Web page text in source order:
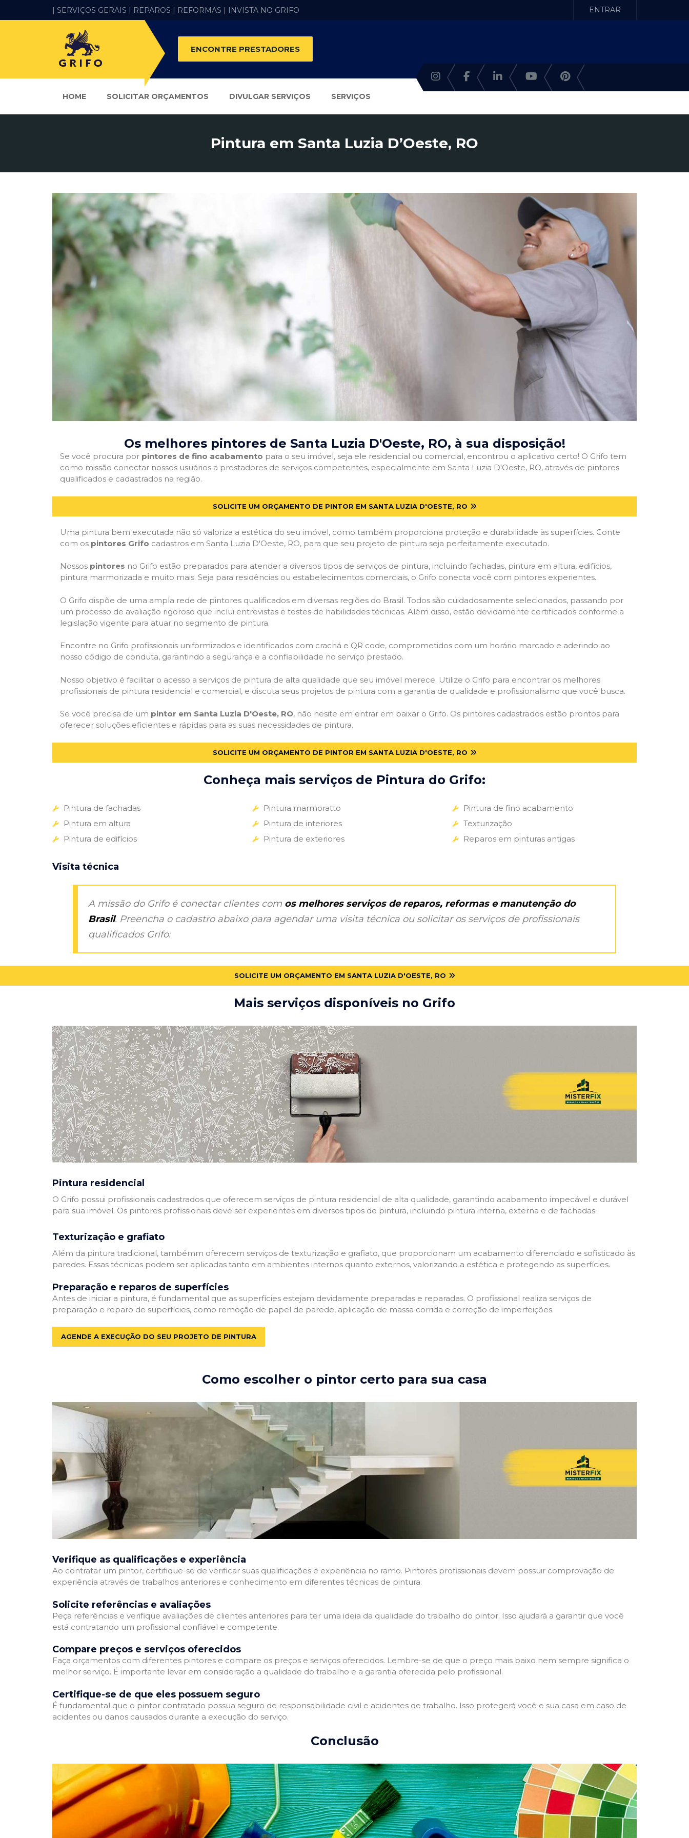
| SERVIÇOS GERAIS | REPAROS | REFORMAS | INVISTA NO GRIFO ENTRAR
ENCONTRE PRESTADORES
HOME SOLICITAR ORÇAMENTOS DIVULGAR SERVIÇOS SERVIÇOS
Pintura em Santa Luzia D’Oeste, RO
Os melhores pintores de Santa Luzia D'Oeste, RO, à sua disposição!
Se você procura por pintores de fino acabamento para o seu imóvel, seja ele residencial ou comercial, encontrou o aplicativo certo! O Grifo tem
como missão conectar nossos usuários a prestadores de serviços competentes, especialmente em Santa Luzia D'Oeste, RO, através de pintores
qualificados e cadastrados na região.
SOLICITE UM ORÇAMENTO DE PINTOR EM SANTA LUZIA D'OESTE, RO
Uma pintura bem executada não só valoriza a estética do seu imóvel, como também proporciona proteção e durabilidade às superfícies. Conte
com os pintores Grifo cadastros em Santa Luzia D'Oeste, RO, para que seu projeto de pintura seja perfeitamente executado.
Nossos pintores no Grifo estão preparados para atender a diversos tipos de serviços de pintura, incluindo fachadas, pintura em altura, edifícios,
pintura marmorizada e muito mais. Seja para residências ou estabelecimentos comerciais, o Grifo conecta você com pintores experientes.
O Grifo dispõe de uma ampla rede de pintores qualificados em diversas regiões do Brasil. Todos são cuidadosamente selecionados, passando por
um processo de avaliação rigoroso que inclui entrevistas e testes de habilidades técnicas. Além disso, estão devidamente certificados conforme a
legislação vigente para atuar no segmento de pintura.
Encontre no Grifo profissionais uniformizados e identificados com crachá e QR code, comprometidos com um horário marcado e aderindo ao
nosso código de conduta, garantindo a segurança e a confiabilidade no serviço prestado.
Nosso objetivo é facilitar o acesso a serviços de pintura de alta qualidade que seu imóvel merece. Utilize o Grifo para encontrar os melhores
profissionais de pintura residencial e comercial, e discuta seus projetos de pintura com a garantia de qualidade e profissionalismo que você busca.
Se você precisa de um pintor em Santa Luzia D'Oeste, RO, não hesite em entrar em baixar o Grifo. Os pintores cadastrados estão prontos para
oferecer soluções eficientes e rápidas para as suas necessidades de pintura.
SOLICITE UM ORÇAMENTO DE PINTOR EM SANTA LUZIA D'OESTE, RO
Conheça mais serviços de Pintura do Grifo:
Pintura de fachadas
Pintura em altura
Pintura de edifícios
Pintura marmoratto
Pintura de interiores
Pintura de exteriores
Pintura de fino acabamento
Texturização
Reparos em pinturas antigas
Visita técnica
A missão do Grifo é conectar clientes com os melhores serviços de reparos, reformas e manutenção do
Brasil. Preencha o cadastro abaixo para agendar uma visita técnica ou solicitar os serviços de profissionais
qualificados Grifo:
SOLICITE UM ORÇAMENTO EM SANTA LUZIA D'OESTE, RO
Mais serviços disponíveis no Grifo
Pintura residencial
O Grifo possui profissionais cadastrados que oferecem serviços de pintura residencial de alta qualidade, garantindo acabamento impecável e durável
para sua imóvel. Os pintores profissionais deve ser experientes em diversos tipos de pintura, incluindo pintura interna, externa e de fachadas.
Texturização e grafiato
Além da pintura tradicional, tambémm oferecem serviços de texturização e grafiato, que proporcionam um acabamento diferenciado e sofisticado às
paredes. Essas técnicas podem ser aplicadas tanto em ambientes internos quanto externos, valorizando a estética e protegendo as superfícies.
Preparação e reparos de superfícies
Antes de iniciar a pintura, é fundamental que as superfícies estejam devidamente preparadas e reparadas. O profissional realiza serviços de
preparação e reparo de superfícies, como remoção de papel de parede, aplicação de massa corrida e correção de imperfeições.
AGENDE A EXECUÇÃO DO SEU PROJETO DE PINTURA
Como escolher o pintor certo para sua casa
Verifique as qualificações e experiência
Ao contratar um pintor, certifique-se de verificar suas qualificações e experiência no ramo. Pintores profissionais devem possuir comprovação de
experiência através de trabalhos anteriores e conhecimento em diferentes técnicas de pintura.
Solicite referências e avaliações
Peça referências e verifique avaliações de clientes anteriores para ter uma ideia da qualidade do trabalho do pintor. Isso ajudará a garantir que você
está contratando um profissional confiável e competente.
Compare preços e serviços oferecidos
Faça orçamentos com diferentes pintores e compare os preços e serviços oferecidos. Lembre-se de que o preço mais baixo nem sempre significa o
melhor serviço. É importante levar em consideração a qualidade do trabalho e a garantia oferecida pelo profissional.
Certifique-se de que eles possuem seguro
É fundamental que o pintor contratado possua seguro de responsabilidade civil e acidentes de trabalho. Isso protegerá você e sua casa em caso de
acidentes ou danos causados durante a execução do serviço.
Conclusão